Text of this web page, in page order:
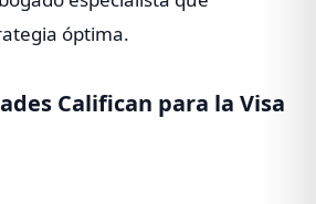
óptima.
Califican para la Visa